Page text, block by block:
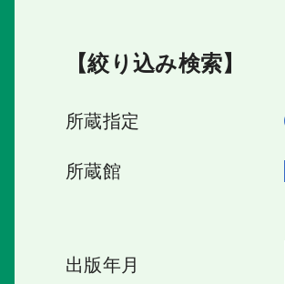
【絞り込み検索】
所蔵指定
所蔵館
出版年月